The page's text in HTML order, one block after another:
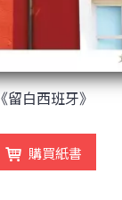
《留白西班牙》
購買紙書